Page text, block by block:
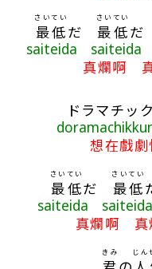
最低
さいてい
だ 最低
さいてい
だ
saiteida saiteida
真爛啊
ドラマチッ
想在戲
最低
さいてい
だ 最低
さいてい
saiteida
真爛啊 真
きみ じん